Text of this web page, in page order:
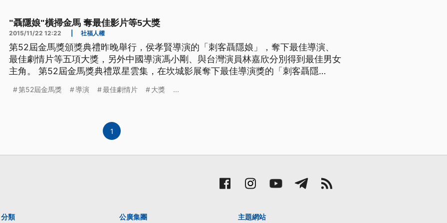
"聶隱娘"橫掃金馬 奪最佳影片等5大獎
2015/11/22 12:22 社福人權
第52屆金馬獎頒獎典禮昨晚舉行，侯孝賢導演的「刺客聶隱娘」，奪下最佳導演、
最佳劇情片等五項大獎，另外中國導演馮小剛、與台灣演員林嘉欣分別得到最佳男女
主角。 第52屆金馬獎典禮眾星雲集，在坎城影展奪下最佳導演獎的「刺客聶隱
影」、「最佳導演」、以及最大獎「最佳劇情片」等五項大獎。 ==第52屆金馬獎最
第52屆金馬獎 導演 最佳劇情片 大獎 ...
1
分類 公廣集團 主題網站